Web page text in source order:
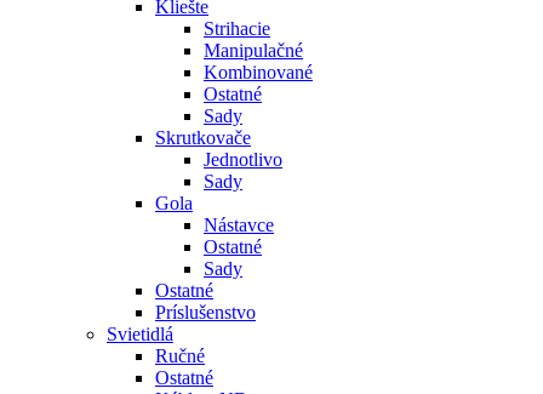
Kliešte
Strihacie
Manipulačné
Kombinované
Ostatné
Sady
Skrutkovače
Jednotlivo
Sady
Gola
Nástavce
Ostatné
Sady
Ostatné
Príslušenstvo
Svietidlá
Ručné
Ostatné